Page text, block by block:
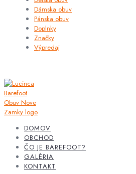
Dámska obuv
Pánska obuv
Doplnky
Značky
Výpredaj
DOMOV
OBCHOD
ČO JE BAREFOOT?
GALÉRIA
KONTAKT